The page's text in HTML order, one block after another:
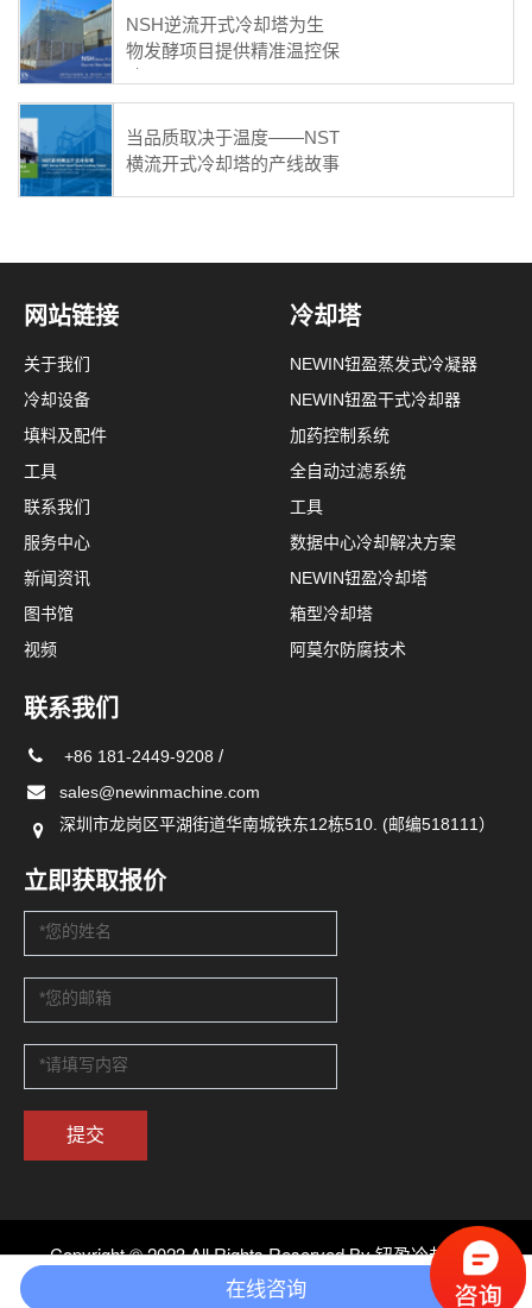
NSH逆流开式冷却塔为生
物发酵项目提供精准温控保
当品质取决于温度——NST
横流开式冷却塔的产线故事
网站链接
关于我们
冷却设备
填料及配件
工具
联系我们
服务中心
新闻资讯
图书馆
视频
冷却塔
NEWIN钮盈蒸发式冷凝器
NEWIN钮盈干式冷却器
加药控制系统
全自动过滤系统
工具
数据中心冷却解决方案
NEWIN钮盈冷却塔
箱型冷却塔
阿莫尔防腐技术
联系我们
+86 181-2449-9208 /
sales@newinmachine.com
深圳市龙岗区平湖街道华南城铁东12栋510. (邮编518111）
立即获取报价
提交
Copyright © 2023 All Rights Reserved By 钮盈冷却设备
粤ICP备2021007938号
在线咨询